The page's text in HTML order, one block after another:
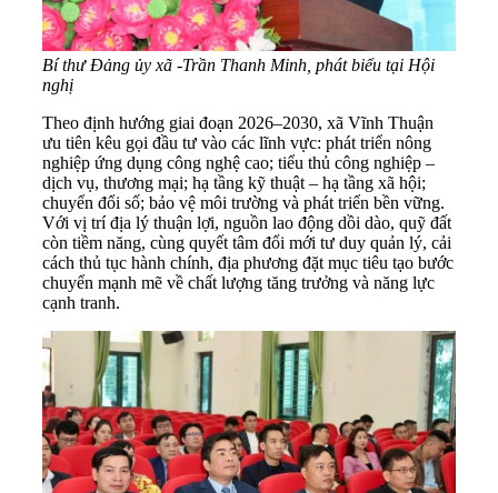
Bí thư Đảng ủy xã -Trần Thanh Minh, phát biểu tại Hội
nghị
Theo định hướng giai đoạn 2026–2030, xã Vĩnh Thuận
ưu tiên kêu gọi đầu tư vào các lĩnh vực: phát triển nông
nghiệp ứng dụng công nghệ cao; tiểu thủ công nghiệp –
dịch vụ, thương mại; hạ tầng kỹ thuật – hạ tầng xã hội;
chuyển đổi số; bảo vệ môi trường và phát triển bền vững.
Với vị trí địa lý thuận lợi, nguồn lao động dồi dào, quỹ đất
còn tiềm năng, cùng quyết tâm đổi mới tư duy quản lý, cải
cách thủ tục hành chính, địa phương đặt mục tiêu tạo bước
chuyển mạnh mẽ về chất lượng tăng trưởng và năng lực
cạnh tranh.